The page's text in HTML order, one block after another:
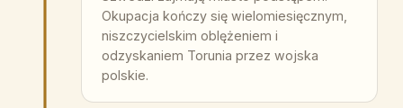
Okupacja kończy się wielomiesięcznym,
niszczycielskim oblężeniem i
odzyskaniem Torunia przez wojska
polskie.